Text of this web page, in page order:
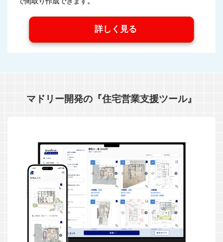
詳しく見る
マドリー開発の『住宅営業支援ツール』